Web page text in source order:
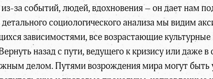
за событий, людей, вдохновения – он дает нам
социологического анализа мы видим
зависимостями, все возрастающие
назад с пути, ведущего к кризису или даже
делом. Путями возрождения мира могут быть